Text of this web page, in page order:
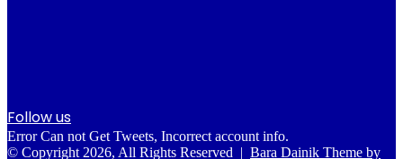
Follow us
Error Can not Get Tweets, Incorrect account info.
© Copyright 2026, All Rights Reserved | Bara Dainik Theme by